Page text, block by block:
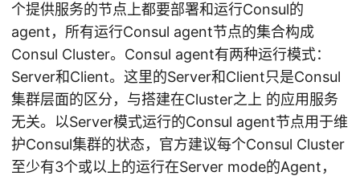
个提供服务的节点上都要部署和运行Consul的
agent，所有运行Consul agent节点的集合构成
Consul Cluster。Consul agent有两种运行模式：
Server和Client。这里的Server和Client只是Consul
集群层面的区分，与搭建在Cluster之上 的应用服务
无关。以Server模式运行的Consul agent节点用于维
护Consul集群的状态，官方建议每个Consul Cluster
至少有3个或以上的运行在Server mode的Agent，